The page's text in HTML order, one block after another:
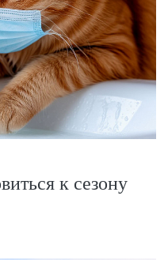
к сезону